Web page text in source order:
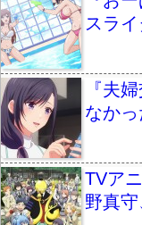
スラ
『夫
なか
TVア
野真守